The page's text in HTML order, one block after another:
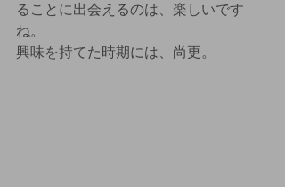
ることに出会えるのは、楽しいです
ね。
興味を持てた時期には、尚更。